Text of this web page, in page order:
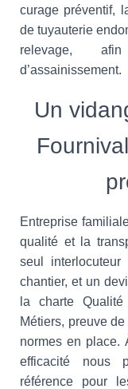
curage préventif,
de tuyauterie
relevage,
d’assainissement.
Un
Entreprise
qualité et la
seul
chantier, et un
la charte
Métiers, preuve
normes en place.
efficacité nous
référence pour